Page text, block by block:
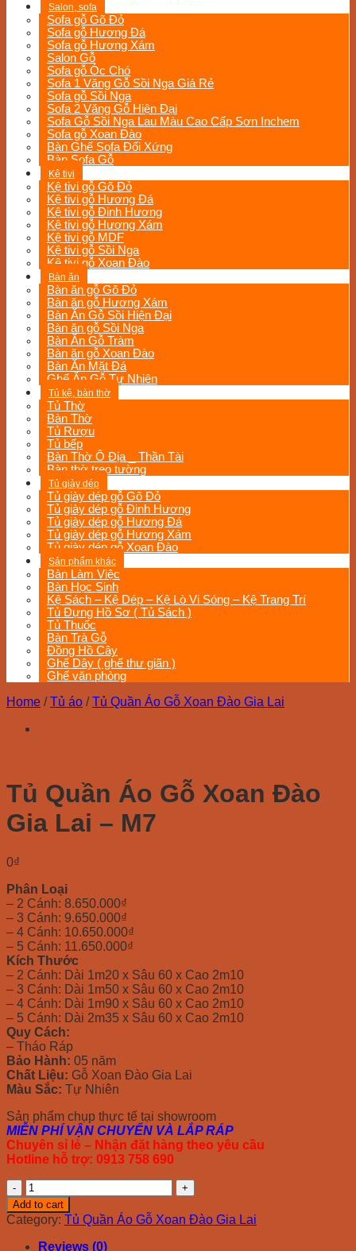
Salon, sofa
Sofa gỗ Gõ Đỏ
Sofa gỗ Hương Đá
Sofa gỗ Hương Xám
Salon Gỗ
Sofa gỗ Óc Chó
Sofa 1 Văng Gỗ Sồi Nga Giá Rẻ
Sofa gỗ Sồi Nga
Sofa 2 Văng Gỗ Hiện Đại
Sofa Gỗ Sồi Nga Lau Màu Cao Cấp Sơn Inchem
Sofa gỗ Xoan Đào
Bàn Ghế Sofa Đối Xứng
Bàn Sofa Gỗ
Kệ tivi
Kệ tivi gỗ Gõ Đỏ
Kệ tivi gỗ Hương Đá
Kệ tivi gỗ Đinh Hương
Kệ tivi gỗ Hương Xám
Kệ tivi gỗ MDF
Kệ tivi gỗ Sồi Nga
Kệ tivi gỗ Xoan Đào
Bàn ăn
Bàn ăn gỗ Gõ Đỏ
Bàn ăn gỗ Hương Xám
Bàn Ăn Gỗ Sồi Hiện Đại
Bàn ăn gỗ Sồi Nga
Bàn Ăn Gỗ Tràm
Bàn ăn gỗ Xoan Đào
Bàn Ăn Mặt Đá
Ghế Ăn Gỗ Tự Nhiên
Tủ kệ, bàn thờ
Tủ Thờ
Bàn Thờ
Tủ Rượu
Tủ bếp
Bàn Thờ Ô Địa _ Thần Tài
Bàn thờ treo tường
Tủ giày dép
Tủ giày dép gỗ Gõ Đỏ
Tủ giày dép gỗ Đinh Hương
Tủ giày dép gỗ Hương Đá
Tủ giày dép gỗ Hương Xám
Tủ giày dép gỗ Xoan Đào
Sản phẩm khác
Bàn Làm Việc
Bàn Học Sinh
Kệ Sách – Kệ Dép – Kệ Lò Vi Sóng – Kệ Trang Trí
Tủ Đựng Hồ Sơ ( Tủ Sách )
Tủ Thuốc
Bàn Trà Gỗ
Đồng Hồ Cây
Ghế Dây ( ghế thư giãn )
Ghế văn phòng
Home / Tủ áo / Tủ Quần Áo Gỗ Xoan Đào Gia Lai
Tủ Quần Áo Gỗ Xoan Đào
Gia Lai – M7
0₫
Phân Loại
– 2 Cánh: 8.650.000₫
– 3 Cánh: 9.650.000₫
– 4 Cánh: 10.650.000₫
– 5 Cánh: 11.650.000₫
Kích Thước
– 2 Cánh: Dài 1m20 x Sâu 60 x Cao 2m10
– 3 Cánh: Dài 1m50 x Sâu 60 x Cao 2m10
– 4 Cánh: Dài 1m90 x Sâu 60 x Cao 2m10
– 5 Cánh: Dài 2m35 x Sâu 60 x Cao 2m10
Quy Cách:
– Tháo Ráp
Bảo Hành: 05 năm
Chất Liệu: Gỗ Xoan Đào Gia Lai
Màu Sắc: Tự Nhiên
Sản phẩm chụp thực tế tại showroom
MIỄN PHÍ VẬN CHUYỂN VÀ LẮP RÁP
Chuyên sỉ lẻ – Nhận đặt hàng theo yêu cầu
Hotline hỗ trợ: 0913 758 690
Tủ
Quần
Áo
Gỗ
Xoan
Add to cart
Category: Tủ Quần Áo Gỗ Xoan Đào Gia Lai
Reviews (0)